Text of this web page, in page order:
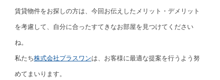
賃貸物件をお探しの方は、今回お伝えしたメリット・デメリット
を考慮して、自分に合ったすてきなお部屋を見つけてください
ね。
私たち株式会社プラスワンは、お客様に最適な提案を行うよう努
めてまいります。